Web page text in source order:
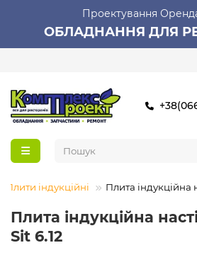
Проектування
ОБЛАДНАННЯ ДЛЯ
Плити індукційні Плита індукційна
Плита індукційна
Sit 6.12